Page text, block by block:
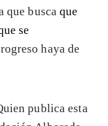
que buscaque
se
haya de
publica esta